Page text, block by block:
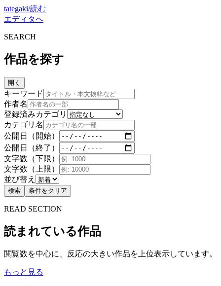
tategaki/読む
エディタへ
SEARCH
作品を探す
開く
キーワード
作者名
登録済みカテゴリ
カテゴリ名
公開日（開始）
公開日（終了）
文字数（下限）
文字数（上限）
並び替え
検索 条件をクリア
READ SECTION
読まれている作品
閲覧数を中心に、反応の大きい作品を上位表示しています。
もっと見る